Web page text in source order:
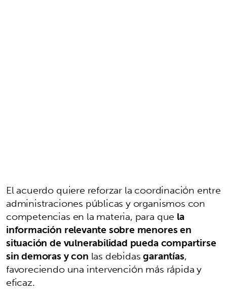
El acuerdo quiere reforzar la coordinación entre
administraciones públicas y organismos con
competencias en la materia, para que la
información relevante sobre menores en
situación de vulnerabilidad pueda compartirse
sin demoras y con las debidasgarantías,
favoreciendo una intervención más rápida y
eficaz.